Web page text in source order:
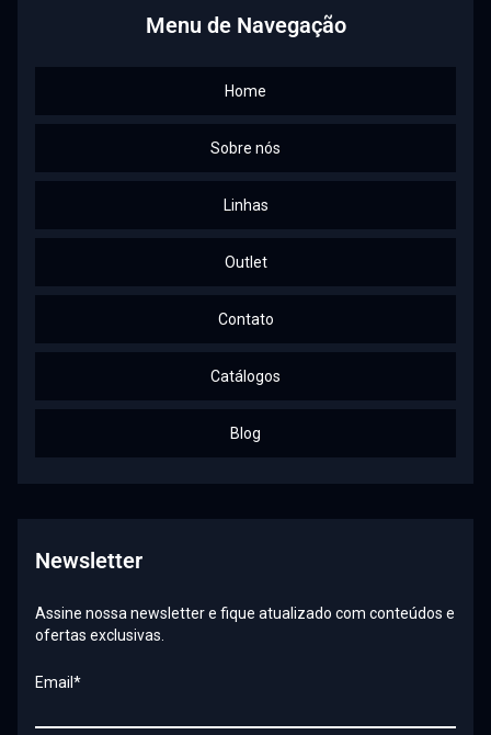
Menu de Navegação
Home
Sobre nós
Linhas
Outlet
Contato
Catálogos
Blog
Newsletter
Assine nossa newsletter e fique atualizado com conteúdos e
ofertas exclusivas.
Email*